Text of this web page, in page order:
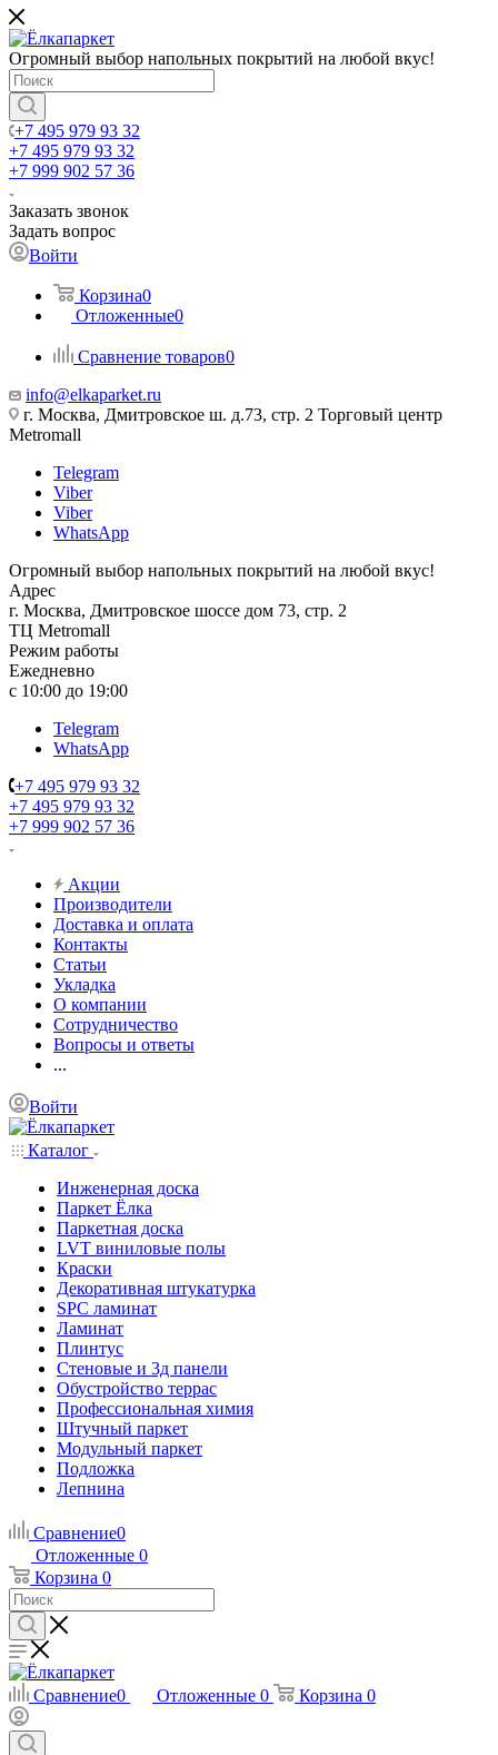
Огромный выбор напольных покрытий на любой вкус!
+7 495 979 93 32
+7 495 979 93 32
+7 999 902 57 36
Заказать звонок
Задать вопрос
Войти
Корзина0
Отложенные0
Сравнение товаров0
info@elkaparket.ru
г. Москва, Дмитровское ш. д.73, стр. 2 Торговый центр
Metromall
Telegram
Viber
Viber
WhatsApp
Огромный выбор напольных покрытий на любой вкус!
Адрес
г. Москва, Дмитровское шоссе дом 73, стр. 2
ТЦ Metromall
Режим работы
Ежедневно
с 10:00 до 19:00
Telegram
WhatsApp
+7 495 979 93 32
+7 495 979 93 32
+7 999 902 57 36
Акции
Производители
Доставка и оплата
Контакты
Статьи
Укладка
О компании
Сотрудничество
Вопросы и ответы
...
Войти
Каталог
Инженерная доска
Паркет Ёлка
Паркетная доска
LVT виниловые полы
Краски
Декоративная штукатурка
SPC ламинат
Ламинат
Плинтус
Стеновые и 3д панели
Обустройство террас
Профессиональная химия
Штучный паркет
Модульный паркет
Подложка
Лепнина
Сравнение0
Отложенные 0
Корзина 0
Сравнение0 Отложенные 0 Корзина 0